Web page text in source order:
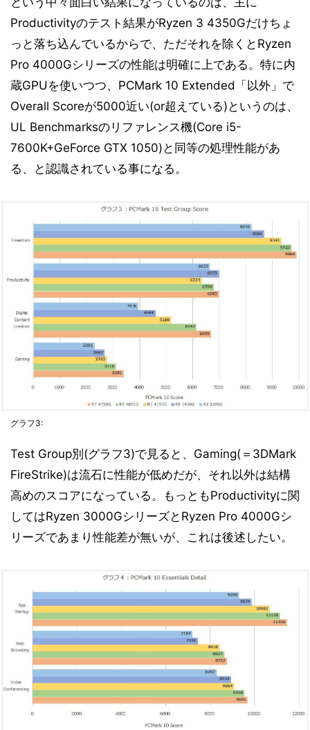
Productivityのテスト結果がRyzen 3 4350Gだけちょ
っと落ち込んでいるからで、ただそれを除くとRyzen
Pro 4000Gシリーズの性能は明確に上である。特に内
蔵GPUを使いつつ、PCMark 10 Extended「以外」で
Overall Scoreが5000近い(or超えている)というのは、
UL Benchmarksのリファレンス機(Core i5-
7600K+GeForce GTX 1050)と同等の処理性能があ
る、と認識されている事になる。
グラフ3:
Test Group別(グラフ3)で見ると、Gaming(＝3DMark
FireStrike)は流石に性能が低めだが、それ以外は結構
高めのスコアになっている。もっともProductivityに関
してはRyzen 3000GシリーズとRyzen Pro 4000Gシ
リーズであまり性能差が無いが、これは後述したい。